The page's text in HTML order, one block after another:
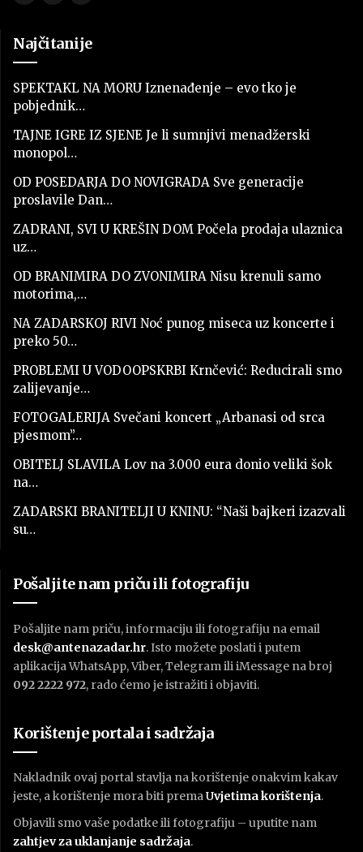
Najčitanije
SPEKTAKL NA MORU Iznenađenje – evo tko je
pobjednik…
TAJNE IGRE IZ SJENE Je li sumnjivi menadžerski
monopol…
OD POSEDARJA DO NOVIGRADA Sve generacije
proslavile Dan…
ZADRANI, SVI U KREŠIN DOM Počela prodaja ulaznica
uz…
OD BRANIMIRA DO ZVONIMIRA Nisu krenuli samo
motorima,…
NA ZADARSKOJ RIVI Noć punog miseca uz koncerte i
preko 50…
PROBLEMI U VODOOPSKRBI Krnčević: Reducirali smo
zalijevanje…
FOTOGALERIJA Svečani koncert „Arbanasi od srca
pjesmom”…
OBITELJ SLAVILA Lov na 3.000 eura donio veliki šok
na…
ZADARSKI BRANITELJI U KNINU: “Naši bajkeri izazvali
su…
Pošaljite nam priču ili fotografiju
Pošaljite nam priču, informaciju ili fotografiju na email
desk@antenazadar.hr. Isto možete poslati i putem
aplikacija WhatsApp, Viber, Telegram ili iMessage na broj
092 2222 972, rado ćemo je istražiti i objaviti.
Korištenje portala i sadržaja
Nakladnik ovaj portal stavlja na korištenje onakvim kakav
jeste, a korištenje mora biti premaUvjetima korištenja.
Objavili smo vaše podatke ili fotografiju – uputite nam
zahtjev za uklanjanje sadržaja.